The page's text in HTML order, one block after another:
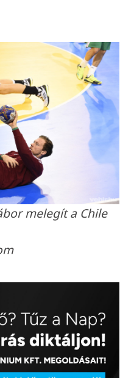
melegít a Chile